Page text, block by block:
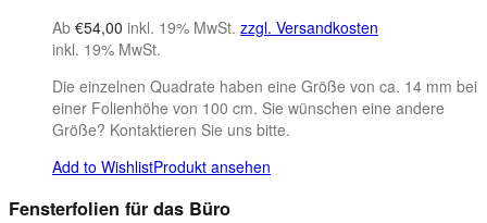
Ab €54,00 inkl. 19% MwSt. zzgl. Versandkosten
inkl. 19% MwSt.
Die einzelnen Quadrate haben eine Größe von ca. 14 mm bei
einer Folienhöhe von 100 cm. Sie wünschen eine andere
Größe? Kontaktieren Sie uns bitte.
Add to WishlistProdukt ansehen
Fensterfolien für das Büro